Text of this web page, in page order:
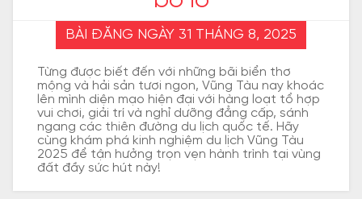
BÀI ĐĂNG NGÀY 31 THÁNG 8, 2025
Từng được biết đến với những bãi biển thơ
mộng và hải sản tươi ngon, Vũng Tàu nay khoác
lên mình diện mạo hiện đại với hàng loạt tổ hợp
vui chơi, giải trí và nghỉ dưỡng đẳng cấp, sánh
ngang các thiên đường du lịch quốc tế. Hãy
cùng khám phá kinh nghiệm du lịch Vũng Tàu
2025 để tận hưởng trọn vẹn hành trình tại vùng
đất đầy sức hút này!